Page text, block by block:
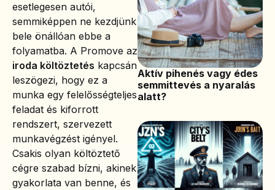
esetlegesen autói,
semmiképpen ne kezdjünk
bele önállóan ebbe a
folyamatba. A Promove az
iroda költöztetés kapcsán
leszögezi, hogy ez a
munka egy felelősségteljes
feladat és kiforrott
rendszert, szervezett
munkavégzést igényel.
Csakis olyan költöztető
cégre szabad bízni, akinek
gyakorlata van benne, és
Aktív pihenés vagy édes
semmittevés a nyaralás
alatt?